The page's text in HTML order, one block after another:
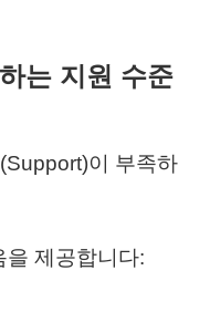
는 지원 수준
이 부족하
을 제공합니다: